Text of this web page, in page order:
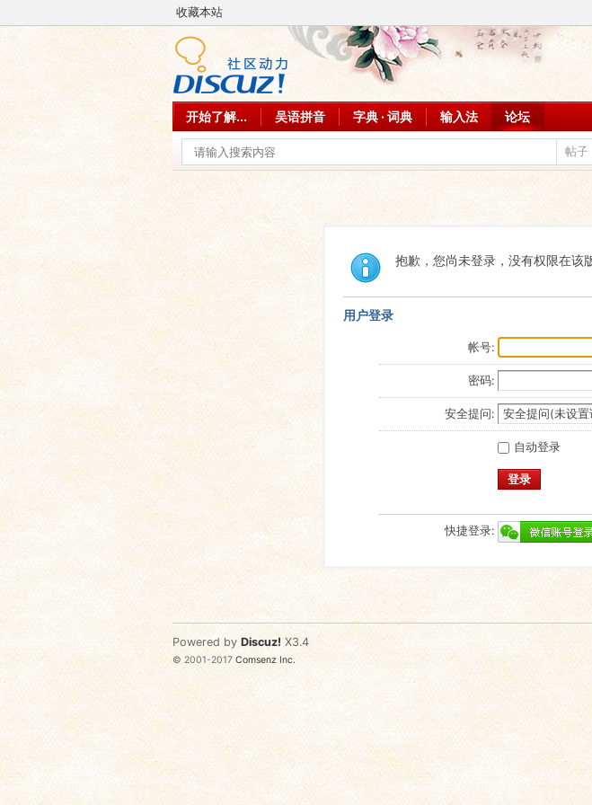
收藏本站
开始了解... 吴语拼音 字典 · 词典 输入法 论坛
帖子
抱歉，您尚未登录，没有权限在该
用户登录
帐号:
密码:
安全提问:
自动登录
登录
快捷登录:
Powered by Discuz! X3.4
© 2001-2017Comsenz Inc.